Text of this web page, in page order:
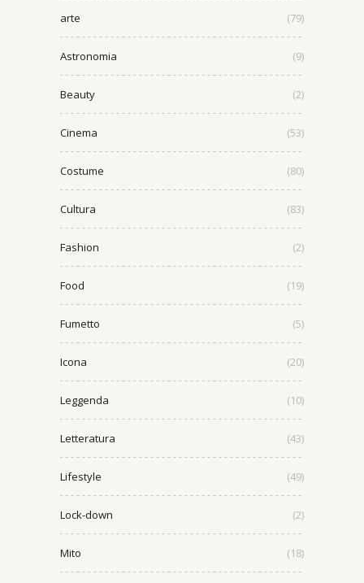
arte (79)
Astronomia (9)
Beauty (2)
Cinema (53)
Costume (80)
Cultura (83)
Fashion (2)
Food (19)
Fumetto (5)
Icona (20)
Leggenda (10)
Letteratura (43)
Lifestyle (49)
Lock-down (2)
Mito (18)